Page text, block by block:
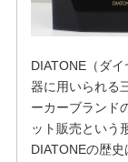
DIATONE（ダ
器に用いられる
ーカーブランド
ット販売という
DIATONEの歴